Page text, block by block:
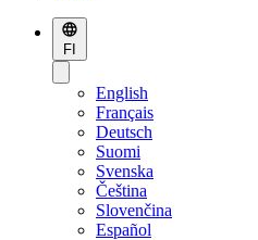
FI
English
Français
Deutsch
Suomi
Svenska
Čeština
Slovenčina
Español